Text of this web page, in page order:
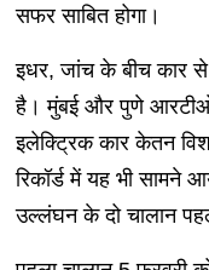
सफर साबित होगा।
इधर, जांच के बीच कार
है। मुंबई और पुणे आरटीओ
इलेक्ट्रिक कार केतन
रिकॉर्ड में यह भी सामने
उल्लंघन के दो चालान